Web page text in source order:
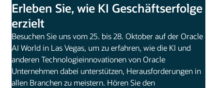
Erleben Sie, wie KI Geschäftserfolge
erzielt
Besuchen Sie uns vom 25. bis 28. Oktober auf der Oracle
AI World in Las Vegas, um zu erfahren, wie die KI und
anderen Technologieinnovationen von Oracle
Unternehmen dabei unterstützen, Herausforderungen in
allen Branchen zu meistern. Hören Sie den